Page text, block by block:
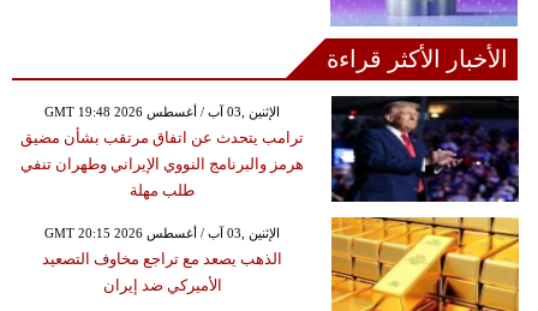
الأخبار الأكثر قراءة
GMT 19:48 2026 الإثنين ,03 آب / أغسطس
ترامب يتحدث عن اتفاق مرتقب بشأن مضيق
هرمز والبرنامج النووي الإيراني وطهران تنفي
طلب مهلة
GMT 20:15 2026 الإثنين ,03 آب / أغسطس
الذهب يصعد مع تراجع مخاوف التصعيد
الأميركي ضد إيران